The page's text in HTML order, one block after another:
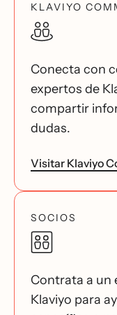
KLAVIYO
Conecta con
expertos de
compartir
dudas.
Visitar Klaviyo
SOCIOS
Contrata a un
Klaviyo para